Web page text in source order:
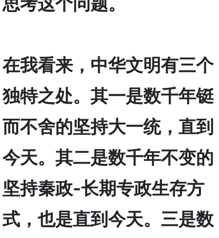
在我看来，中华文明有三个
独特之处。其一是数千年铤
而不舍的坚持大一统，直到
今天。其二是数千年不变的
坚持秦政-长期专政生存方
式，也是直到今天。三是数